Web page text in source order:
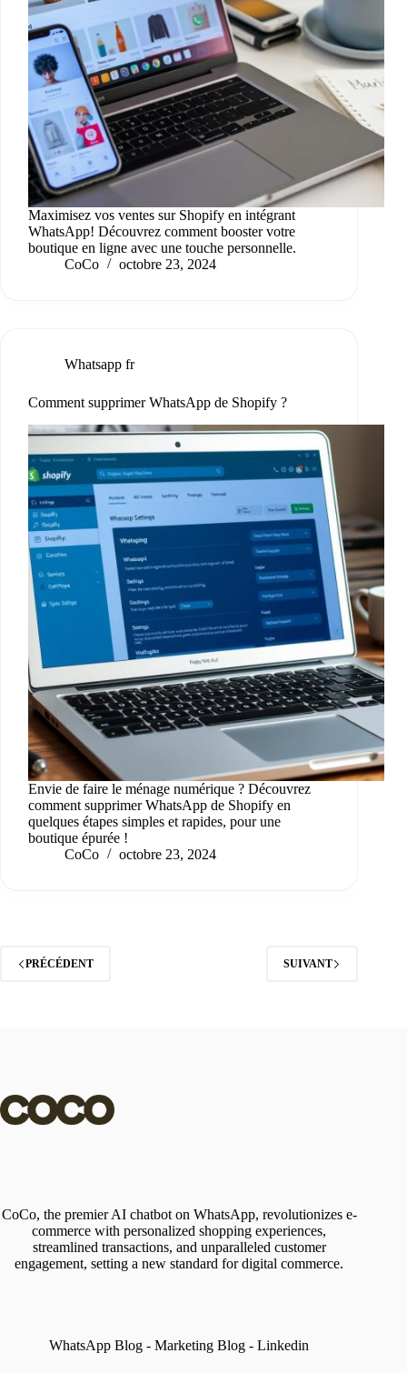
Maximisez vos ventes sur Shopify en intégrant
WhatsApp! Découvrez comment booster votre
boutique en ligne avec une touche personnelle.
CoCo
octobre 23, 2024
Whatsapp fr
Comment supprimer WhatsApp de Shopify ?
Envie de faire le ménage numérique ? Découvrez
comment supprimer WhatsApp de Shopify en
quelques étapes simples et rapides, pour une
boutique épurée !
CoCo
octobre 23, 2024
PRÉCÉDENT SUIVANT
CoCo, the premier AI chatbot on WhatsApp, revolutionizes e-
commerce with personalized shopping experiences,
streamlined transactions, and unparalleled customer
engagement, setting a new standard for digital commerce.
WhatsApp Blog - Marketing Blog -Linkedin